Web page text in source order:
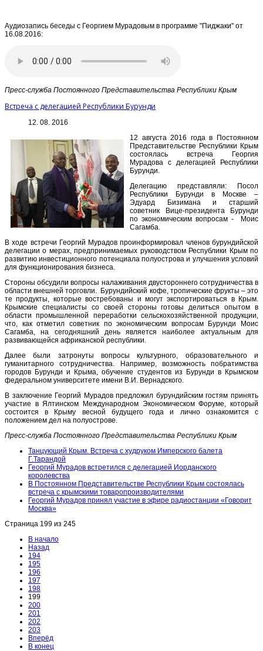
Аудиозапись беседы с Георгием Мурадовым в программе "Пиджаки" от
16.08.2016:
Пресс-служба Постоянного Представительства Республики Крым
Встреча с делегацией Республики Бурунди
12. 08. 2016
12 августа 2016 года в Постоянном
Представительстве Республики Крым
состоялась встреча Георгия
Мурадова с делегацией Республики
Бурунди.
Делегацию представляли: Посол
Республики Бурунди в Москве –
Эдуард Бизимана и старший
советник Вице-президента Бурунди
по экономическим вопросам - Моис
Сагамба.
В ходе встречи Георгий Мурадов проинформировал членов бурундийской
делегации о мерах, предпринимаемых руководством Республики Крым по
развитию инвестиционного потенциала полуострова и улучшения условий
для функционирования бизнеса.
Стороны обсудили вопросы налаживания двустороннего сотрудничества в
области внешней торговли. Бурундийский кофе, тропические фрукты – это
те продукты, которые востребованы и могут экспортироваться в Крым.
Крымские специалисты со своей стороны готовы делиться опытом в
области промышленной переработки сельскохозяйственной продукции,
что, как отметил советник по экономическим вопросам Бурунди Моис
Сагамба, на сегодняшний день является наиболее актуальным для
развивающейся африканской республики.
Далее были затронуты вопросы культурного, образовательного и
гуманитарного сотрудничества. Например, возможность побратимства
городов Бурунди и Крыма, обучение студентов из Бурунди в Крымском
федеральном университете имени В.И. Вернадского.
В заключение Георгий Мурадов предложил бурундийским гостям принять
участие в Ялтинском Международном Экономическом Форуме, который
состоится в Крыму весной будущего года и лично ознакомится с
положением дел на полуострове.
Пресс-служба Постоянного Представительства Республики Крым
Танцующий Крым. Встреча с худруком Имперского балета
Г.Тарандой
Георгий Мурадов встретился с делегацией Иорданского
королевства
В Постоянном Представительстве Республики Крым состоялась
встреча с крымскими товаропроизводителями
Георгий Мурадов принял участие в эфире радиостанции «Говорит
Москва»
Страница 199 из 245
В начало
Назад
194
195
196
197
198
199
200
201
202
203
Вперёд
В конец